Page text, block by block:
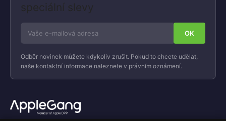
speciální slevy
Odběr novinek můžete kdykoliv zrušit. Pokud to chcete udělat,
naše kontaktní informace naleznete v právním oznámení.